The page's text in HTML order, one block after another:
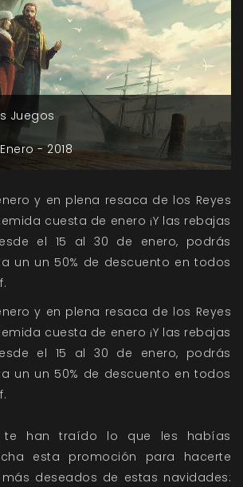
Juegos
Enero -2018
y en plena resaca de los Reyes
cuesta de enero ¡Y las rebajas
el 15 al 30 de enero, podrás
un un 50% de descuento en todos
y en plena resaca de los Reyes
cuesta de enero ¡Y las rebajas
el 15 al 30 de enero, podrás
un un 50% de descuento en todos
te han traído lo que les habías
esta promoción para hacerte
deseados de estas navidades: